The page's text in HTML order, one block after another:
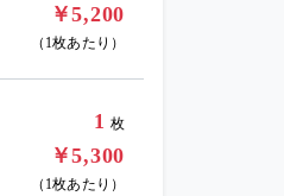
￥5,200
（1枚あたり）
1 枚
￥5,300
（1枚あたり）